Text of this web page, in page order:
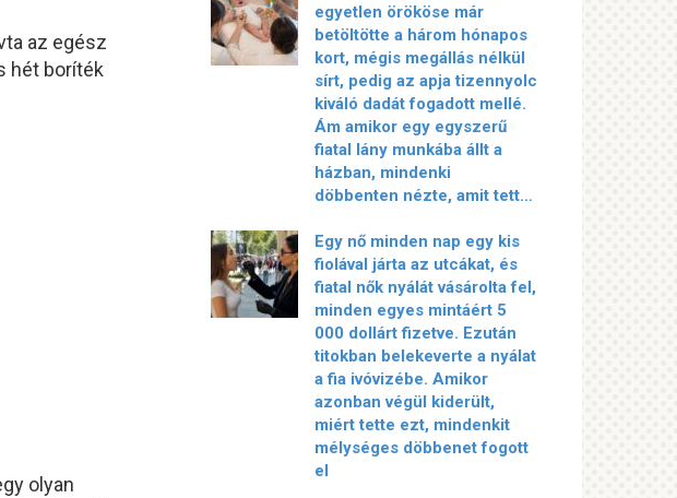
az egész
hét boríték
olyan
egyetlen örököse már
betöltötte a három hónapos
kort, mégis megállás nélkül
sírt, pedig az apja tizennyolc
kiváló dadát fogadott mellé.
Ám amikor egy egyszerű
fiatal lány munkába állt a
házban, mindenki
döbbenten nézte, amit tett…
Egy nő minden nap egy kis
fiolával járta az utcákat, és
fiatal nők nyálát vásárolta fel,
minden egyes mintáért 5
000 dollárt fizetve. Ezután
titokban belekeverte a nyálat
a fia ivóvizébe. Amikor
azonban végül kiderült,
miért tette ezt, mindenkit
mélységes döbbenet fogott
el